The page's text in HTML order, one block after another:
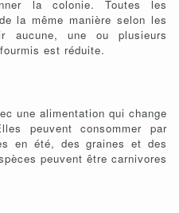
la colonie. Toutes les
la même manière selon les
aucune, une ou plusieurs
est réduite.
une alimentation qui change
peuvent consommer par
en été, des graines et des
peuvent être carnivores